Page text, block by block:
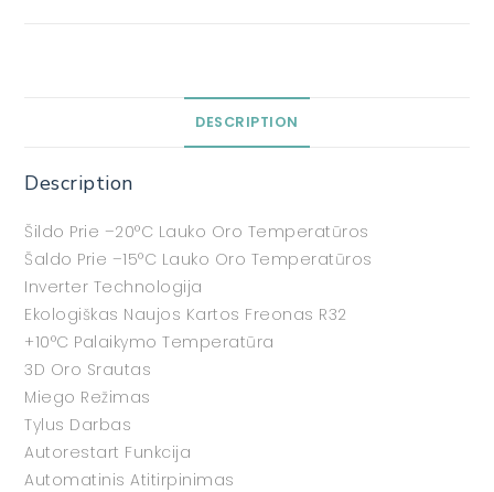
DESCRIPTION
Description
Šildo Prie –20°C Lauko Oro Temperatūros
Šaldo Prie –15°C Lauko Oro Temperatūros
Inverter Technologija
Ekologiškas Naujos Kartos Freonas R32
+10°C Palaikymo Temperatūra
3D Oro Srautas
Miego Režimas
Tylus Darbas
Autorestart Funkcija
Automatinis Atitirpinimas